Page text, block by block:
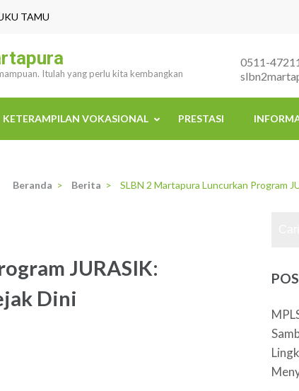
TAMU
Itulah yang perlu kita kembangkan
0511-
KETERAMPILAN VOKASIONAL PRESTASI
Beranda > Berita > SLBN 2 Martapura Luncurkan Program
JURASIK:
Dini